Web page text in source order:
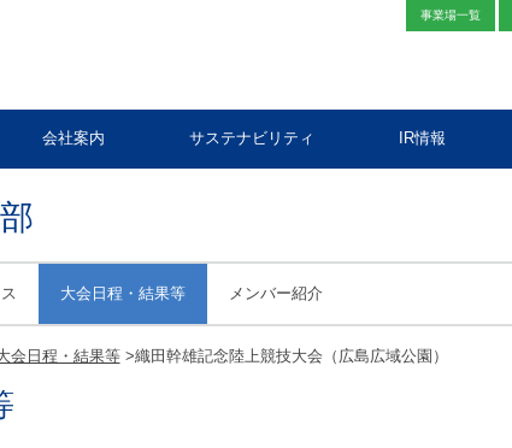
会社案内 サステナビリティ IR情報
事業場一覧
大会日程・結果等 メンバー紹介
会日程・結果等>織田幹雄記念陸上競技大会（広島広域公園）